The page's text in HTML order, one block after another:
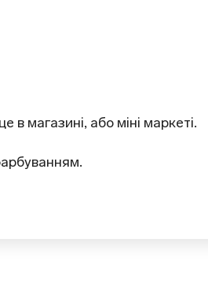
магазині, або міні маркеті.